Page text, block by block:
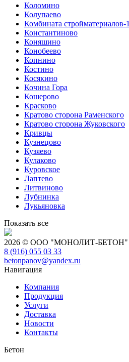
Коломино
Колупаево
Комбината стройматериалов-1
Константиново
Коняшино
Конобеево
Копнино
Костино
Косякино
Кочина Гора
Кошерово
Красково
Кратово сторона Раменского
Кратово сторона Жуковского
Кривцы
Кузнецово
Кузяево
Кулаково
Куровское
Лаптево
Литвиново
Лубнинка
Лукьяновка
Показать все
2026 © ООО "МОНОЛИТ-БЕТОН"
8 (916) 055 03 33
betonpanov@yandex.ru
Навигация
Компания
Продукция
Услуги
Доставка
Новости
Контакты
Бетон